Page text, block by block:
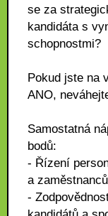
se za
kandidáta s
schopnostmi?
Pokud jste na
ANO,
Samostatná
bodů:
- Řízení
a
-